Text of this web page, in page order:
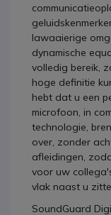
lawaaierige
dynamische
volledig bereik,
hoge definitie
hebt dat u een
microfoon, in
technologie,
over, zonder
afleidingen,
voor uw
vlak naast u
SoundGuard